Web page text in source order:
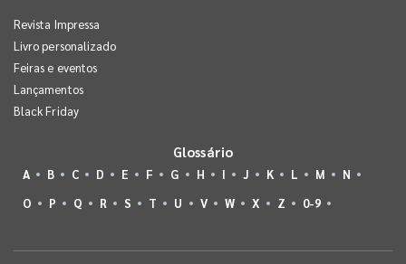
Revista Impressa
Livro personalizado
Feiras e eventos
Lançamentos
Black Friday
Glossário
A B C D E F G H I J K L M
N
O
P Q R S T U V W X Z 0-9